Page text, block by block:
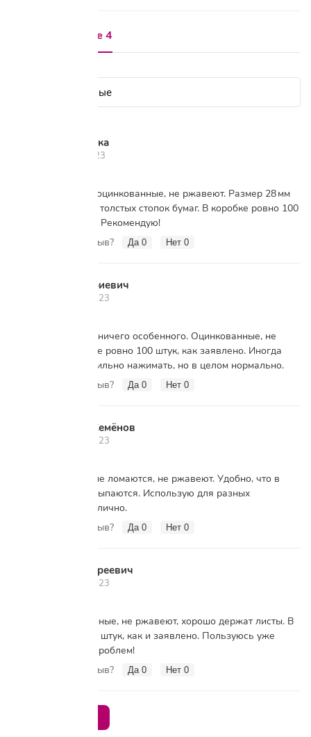
Отзывы о товаре 4
Кирилл Заика
8 декабря 2023
Скрепки хорошие, оцинкованные, не ржавеют. Размер 28 мм
— то, что надо для толстых стопок бумаг. В коробке ровно 100
штук, всё на месте. Рекомендую!
Вам помог этот отзыв?
Да 0 Нет 0
Олег Дмитриевич
25 октября 2023
Скрепки обычные, ничего особенного. Оцинкованные, не
ржавеют. В коробке ровно 100 штук, как заявлено. Иногда
чуть гнутся, если сильно нажимать, но в целом нормально.
Вам помог этот отзыв?
Да 0 Нет 0
Владимир Семёнов
25 октября 2023
Скрепки крепкие, не ломаются, не ржавеют. Удобно, что в
коробке — не рассыпаются. Использую для разных
документов, всё отлично.
Вам помог этот отзыв?
Да 0 Нет 0
Виктор Андреевич
15 октября 2023
Скрепки качественные, не ржавеют, хорошо держат листы. В
коробке ровно 100 штук, как и заявлено. Пользуюсь уже
месяц — никаких проблем!
Вам помог этот отзыв?
Да 0 Нет 0